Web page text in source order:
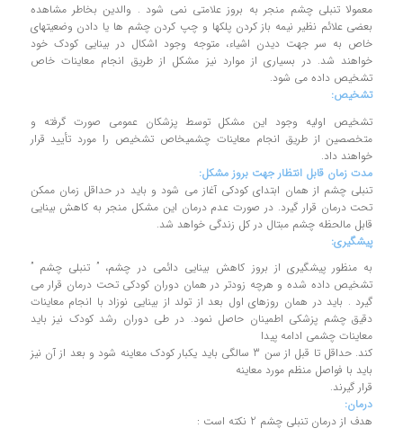
معمولا تنبلی چشم منجر به بروز علامتی نمی شود . والدین بخاطر مشاهده
بعضی علائم نظیر نیمه باز کردن پلکها و چپ کردن چشم ها یا دادن وضعیتهای
خاص به سر جهت دیدن اشیاء، متوجه وجود اشکال در بینایی کودک خود
خواهند شد. در بسیاری از موارد نیز مشکل از طریق انجام معاینات خاص
تشخیص داده می شود.
تشخیص:
تشخیص اولیه وجود این مشکل توسط پزشکان عمومی صورت گرفته و
متخصصین از طریق انجام معاینات چشمیخاص تشخیص را مورد تأیید قرار
خواهند داد.
مدت زمان قابل انتظار جهت بروز مشکل:
تنبلی چشم از همان ابتدای کودکی آغاز می شود و باید در حداقل زمان ممکن
تحت درمان قرار گیرد. در صورت عدم درمان این مشکل منجر به کاهش بینایی
قابل مالحظه چشم مبتال در کل زندگی خواهد شد.
پیشگیری:
به منظور پیشگیری از بروز کاهش بینایی دائمی در چشم، ” تنبلی چشم ”
تشخیص داده شده و هرچه زودتر در همان دوران کودکی تحت درمان قرار می
گیرد . باید در همان روزهای اول بعد از تولد از بینایی نوزاد با انجام معاینات
دقیق چشم پزشکی اطمینان حاصل نمود. در طی دوران رشد کودک نیز باید
معاینات چشمی ادامه پیدا
کند. حداقل تا قبل از سن 3 سالگی باید یکبار کودک معاینه شود و بعد از آن نیز
باید با فواصل منظم مورد معاینه
قرار گیرند.
درمان:
هدف از درمان تنبلی چشم 2 نکته است :